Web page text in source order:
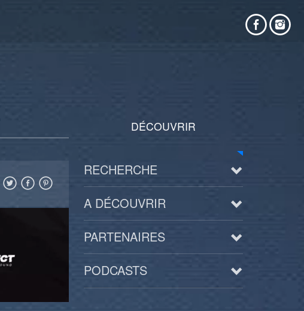
DÉCOUVRIR
RECHERCHE
A DÉCOUVRIR
PARTENAIRES
PODCASTS